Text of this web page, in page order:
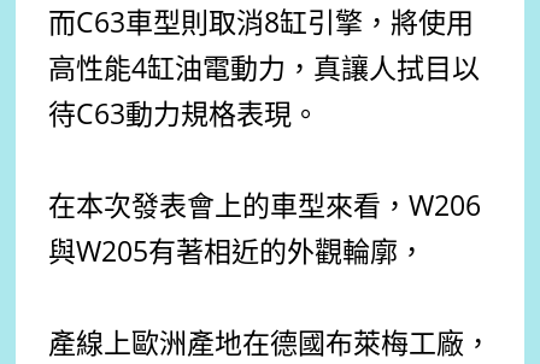
而C63車型則取消8缸引擎，將使用
高性能4缸油電動力，真讓人拭目以
待C63動力規格表現。
在本次發表會上的車型來看，W206
與W205有著相近的外觀輪廓，
產線上歐洲產地在德國布萊梅工廠，